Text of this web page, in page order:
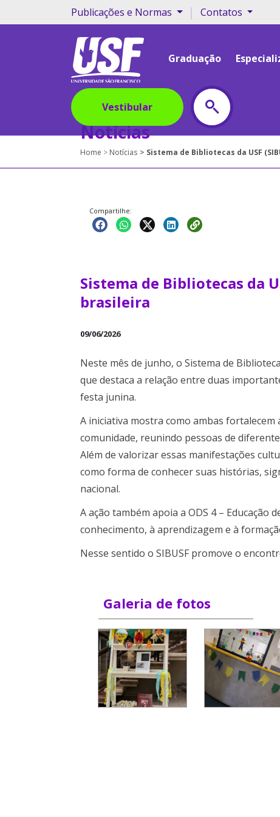
Publicações e Normas | Contatos
Graduação
Vestibular
Notícias
Home Notícias Sistema de Bibliotecas da USF
Compartilhe:
Sistema de Bibliotecas da
brasileira
09/06/2026
Neste mês de junho, o Sistema de
que destaca a relação entre duas
festa junina.
A iniciativa mostra como ambas fortalecem
comunidade, reunindo pessoas de
Além de valorizar essas manifestações
como forma de conhecer suas histórias,
nacional.
A ação também apoia a ODS 4 – Educação
conhecimento, à aprendizagem e à
Nesse sentido o SIBUSF promove o
Galeria de fotos